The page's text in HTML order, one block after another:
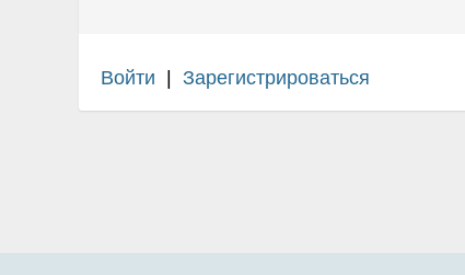
Войти Зарегистрироваться